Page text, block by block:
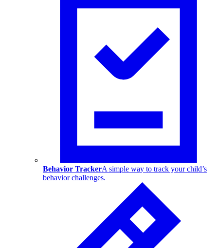
Behavior TrackerA simple way to track your child’s
behavior challenges.